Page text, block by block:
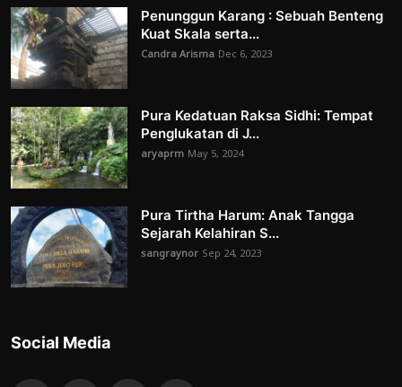
Penunggun Karang : Sebuah Benteng
Kuat Skala serta...
Candra Arisma Dec 6, 2023
Pura Kedatuan Raksa Sidhi: Tempat
Penglukatan di J...
aryaprm May 5, 2024
Pura Tirtha Harum: Anak Tangga
Sejarah Kelahiran S...
sangraynor Sep 24, 2023
Social Media